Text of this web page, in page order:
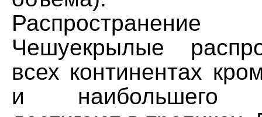
Распространение
Чешуекрылые
всех континентах
и наибольшего